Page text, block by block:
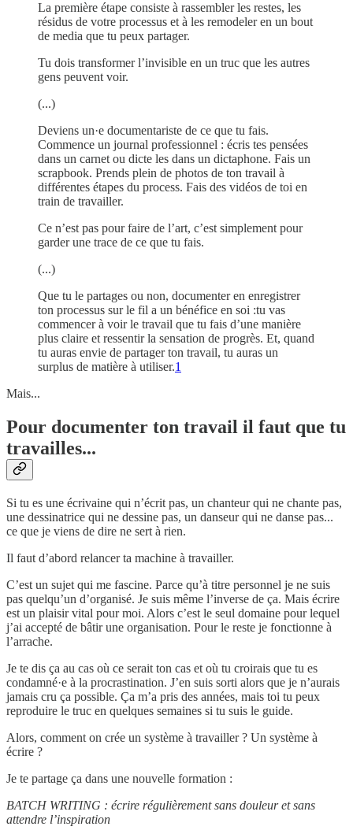
La première étape consiste à rassembler les restes, les
résidus de votre processus et à les remodeler en un bout
de media que tu peux partager.
Tu dois transformer l’invisible en un truc que les autres
gens peuvent voir.
(...)
Deviens un·e documentariste de ce que tu fais.
Commence un journal professionnel : écris tes pensées
dans un carnet ou dicte les dans un dictaphone. Fais un
scrapbook. Prends plein de photos de ton travail à
différentes étapes du process. Fais des vidéos de toi en
train de travailler.
Ce n’est pas pour faire de l’art, c’est simplement pour
garder une trace de ce que tu fais.
(...)
Que tu le partages ou non, documenter en enregistrer
ton processus sur le fil a un bénéfice en soi :tu vas
commencer à voir le travail que tu fais d’une manière
plus claire et ressentir la sensation de progrès. Et, quand
tu auras envie de partager ton travail, tu auras un
surplus de matière à utiliser.1
Mais...
Pour documenter ton travail il faut que tu
travailles...
Si tu es une écrivaine qui n’écrit pas, un chanteur qui ne chante pas,
une dessinatrice qui ne dessine pas, un danseur qui ne danse pas...
ce que je viens de dire ne sert à rien.
Il faut d’abord relancer ta machine à travailler.
C’est un sujet qui me fascine. Parce qu’à titre personnel je ne suis
pas quelqu’un d’organisé. Je suis même l’inverse de ça. Mais écrire
est un plaisir vital pour moi. Alors c’est le seul domaine pour lequel
j’ai accepté de bâtir une organisation. Pour le reste je fonctionne à
l’arrache.
Je te dis ça au cas où ce serait ton cas et où tu croirais que tu es
condamné·e à la procrastination. J’en suis sorti alors que je n’aurais
jamais cru ça possible. Ça m’a pris des années, mais toi tu peux
reproduire le truc en quelques semaines si tu suis le guide.
Alors, comment on crée un système à travailler ? Un système à
écrire ?
Je te partage ça dans une nouvelle formation :
BATCH WRITING : écrire régulièrement sans douleur et sans
attendre l’inspiration